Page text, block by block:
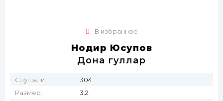
В избранное
Нодир Юсупов
Дона гуллар
Слушали:
304
Размер:
3.2